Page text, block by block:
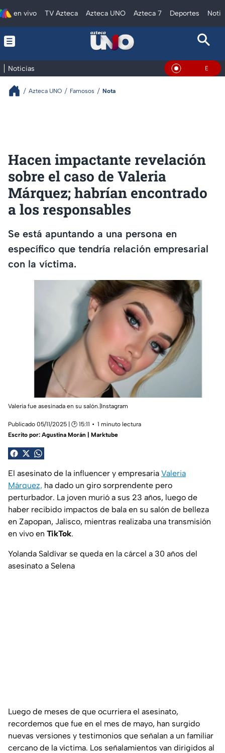
en vivo TV Azteca Azteca UNO Azteca 7 Deportes
Noticias En Vivo
Azteca UNO Famosos Nota
Hacen impactante revelación
sobre el caso de Valeria
Márquez; habrían encontrado
a los responsables
Se está apuntando a una persona en
específico que tendría relación empresarial
con la víctima.
Valeria fue asesinada en su salón.|Instagram
Publicado 05/11/2025 | 🕑 15:11
1 minuto lectura
Escrito por: Agustina Morán | Marktube
El asesinato de la influencer y empresaria Valeria
Márquez, ha dado un giro sorprendente pero
perturbador. La joven murió a sus 23 años, luego de
haber recibido impactos de bala en su salón de belleza
en Zapopan, Jalisco, mientras realizaba una transmisión
en vivo en TikTok.
Yolanda Saldívar se queda en la cárcel a 30 años del
asesinato a Selena
Luego de meses de que ocurriera el asesinato,
recordemos que fue en el mes de mayo, han surgido
nuevas versiones y testimonios que señalan a un familiar
cercano de la víctima. Los señalamientos van dirigidos al